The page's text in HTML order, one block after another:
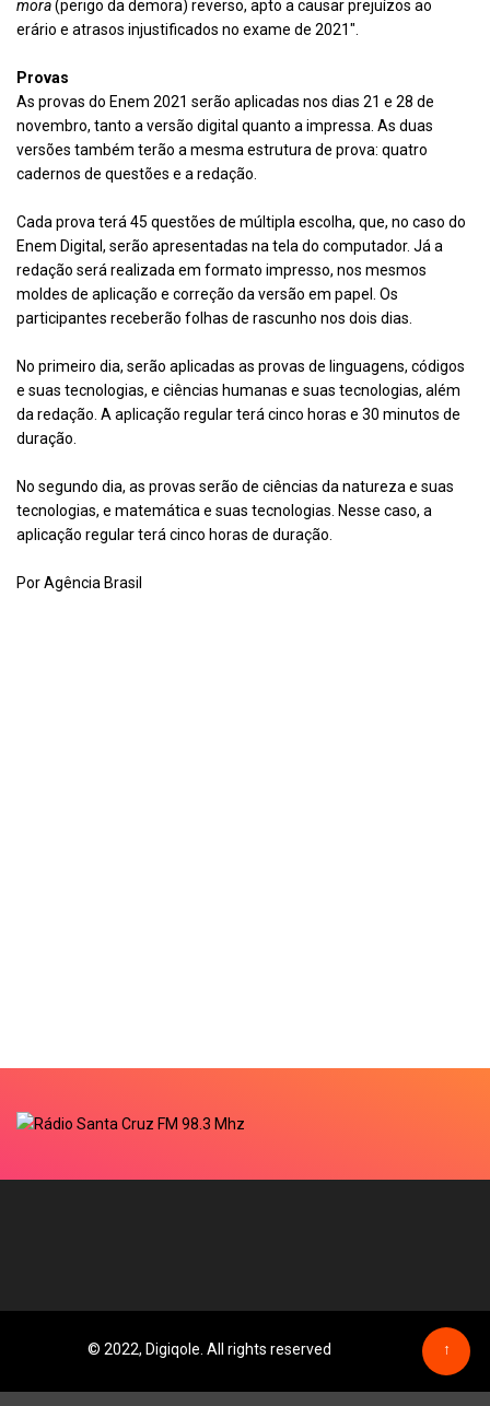
mora(perigo da demora) reverso, apto a causar prejuízos ao
erário e atrasos injustificados no exame de 2021″.
Provas
As provas do Enem 2021 serão aplicadas nos dias 21 e 28 de
novembro, tanto a versão digital quanto a impressa. As duas
versões também terão a mesma estrutura de prova: quatro
cadernos de questões e a redação.
Cada prova terá 45 questões de múltipla escolha, que, no caso do
Enem Digital, serão apresentadas na tela do computador. Já a
redação será realizada em formato impresso, nos mesmos
moldes de aplicação e correção da versão em papel. Os
participantes receberão folhas de rascunho nos dois dias.
No primeiro dia, serão aplicadas as provas de linguagens, códigos
e suas tecnologias, e ciências humanas e suas tecnologias, além
da redação. A aplicação regular terá cinco horas e 30 minutos de
duração.
No segundo dia, as provas serão de ciências da natureza e suas
tecnologias, e matemática e suas tecnologias. Nesse caso, a
aplicação regular terá cinco horas de duração.
Por Agência Brasil
© 2022, Digiqole. All rights reserved ↑